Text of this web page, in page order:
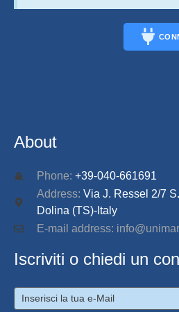
About
Phone: +39-040-661691
Address: Via J. Ressel 2/7
Dolina (TS)-Italy
E-mail address:
Iscriviti o chiedi un